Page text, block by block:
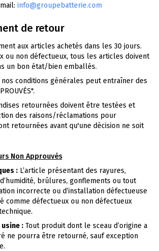
info@groupebatterie.com
de retour
aux articles achetés dans les 30 jours.
ou non défectueux, tous les articles doivent
un bon état/bien emballés.
conditions générales peut entraîner des
retournées doivent être testées et
des raisons/réclamations pour
retournées avant qu'une décision ne soit
Non Approuvés
: L’article présentant des rayures,
brûlures, gonflements ou tout
incorrecte ou d’installation défectueuse
comme défectueux ou non défectueux
: Tout produit dont le sceau d’origine a
ne pourra être retourné, sauf exception